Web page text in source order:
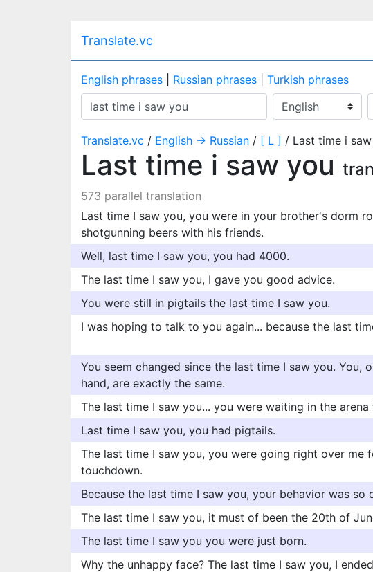
Translate.vc
English phrases Russian phrases
Turkish phrases
Translate.vc / English → Russian / [ L ] / Last time i
Last time i saw you
573 parallel translation
Last time I saw you, you were in your brother's dorm
shotgunning beers with his friends.
Well, last time I saw you, you had 4000.
The last time I saw you, I gave you good advice.
You were still in pigtails the last time I saw you.
I was hoping to talk to you again... because the last
You seem changed since the last time I saw you. You,
hand, are exactly the same.
The last time I saw you... you were waiting in the arena
Last time I saw you, you had pigtails.
The last time I saw you, you were going right over me
touchdown.
Because the last time I saw you, your behavior was so
The last time I saw you, it must of been the 20th of
The last time I saw you you were just born.
Why the unhappy face? The last time I saw you, I